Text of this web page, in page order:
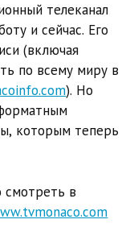
телеканал
и сейчас. Его
(включая
по всему миру в
). Но
которым теперь
в